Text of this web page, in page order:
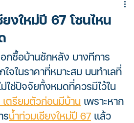
ยงใหม่ปี 67 โซนไหน
จในราคาที่หมาะสม บนทำเลที่
ใช่ปัจจัยทั้งหมดที่ควรมีไว้ใน
ตรียมตัวก่อนมีบ้าน เพราะหาก
รน้ำท่วมเชียงใหม่ปี 67 แล้ว